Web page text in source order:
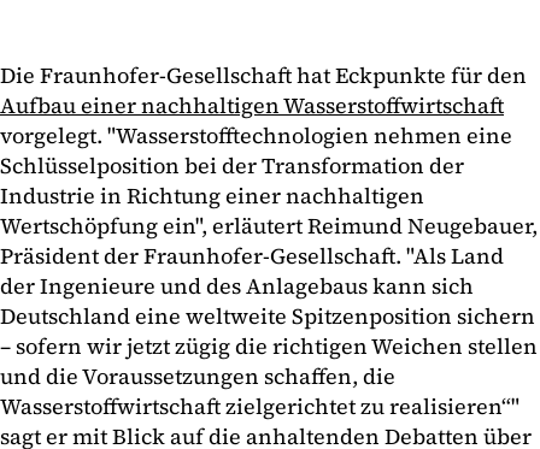
Die Fraunhofer-Gesellschaft hat Eckpunkte für den
Aufbau einer nachhaltigen Wasserstoffwirtschaft
vorgelegt. "Wasserstofftechnologien nehmen eine
Schlüsselposition bei der Transformation der
Industrie in Richtung einer nachhaltigen
Wertschöpfung ein", erläutert Reimund Neugebauer,
Präsident der Fraunhofer-Gesellschaft. "Als Land
der Ingenieure und des Anlagebaus kann sich
Deutschland eine weltweite Spitzenposition sichern
– sofern wir jetzt zügig die richtigen Weichen stellen
und die Voraussetzungen schaffen, die
Wasserstoffwirtschaft zielgerichtet zu realisieren“"
sagt er mit Blick auf die anhaltenden Debatten über